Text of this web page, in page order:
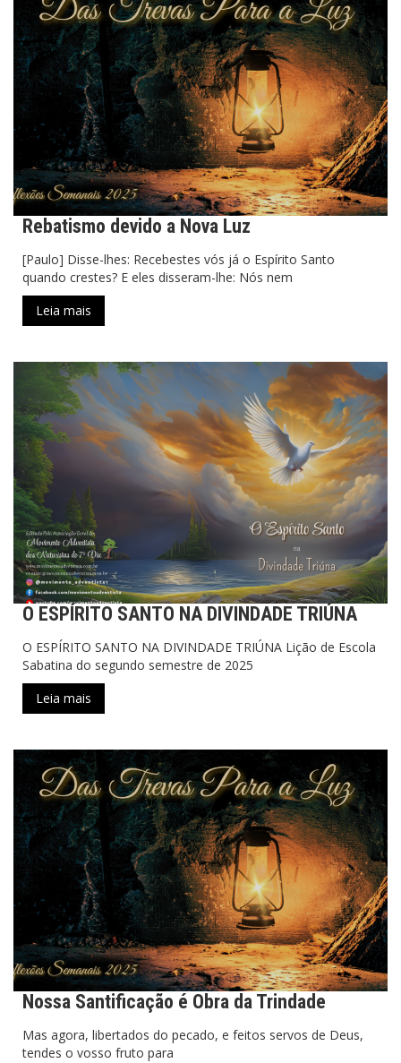
Rebatismo devido a Nova Luz
[Paulo] Disse-lhes: Recebestes vós já o Espírito Santo
quando crestes? E eles disseram-lhe: Nós nem
Leia mais
O ESPÍRITO SANTO NA DIVINDADE TRIÚNA
O ESPÍRITO SANTO NA DIVINDADE TRIÚNA Lição de Escola
Sabatina do segundo semestre de 2025
Leia mais
Nossa Santificação é Obra da Trindade
Mas agora, libertados do pecado, e feitos servos de Deus,
tendes o vosso fruto para